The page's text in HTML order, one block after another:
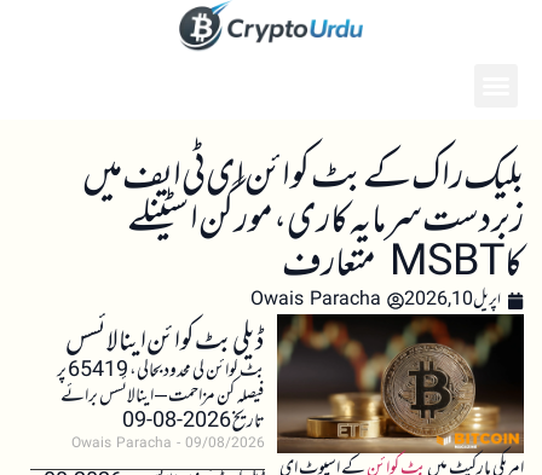
بلیک راک کے بٹ کوائن ای ٹی ایف میں
زبردست سرمایہ کاری، مورگن اسٹینلے
کا MSBT متعارف اپریل 10, 2026 Owais Paracha
ڈیلی بٹ کوائن اینالائسس
بٹ کوائن کی محدود بحالی، 65419 پر
فیصلہ کن مزاحمت – اینالائسس برائے
تاریخ 2026-08-09
Owais Paracha 09/08/2026